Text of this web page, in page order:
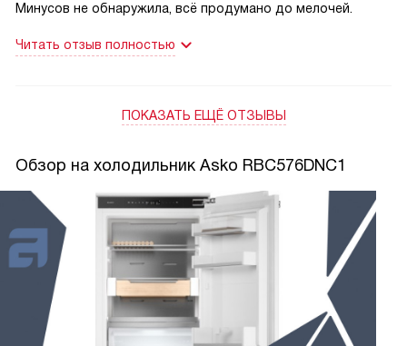
Минусов не обнаружила, всё продумано до мелочей.
Читать отзыв полностью
ПОКАЗАТЬ ЕЩЁ ОТЗЫВЫ
Обзор на холодильник Asko RBC576DNC1